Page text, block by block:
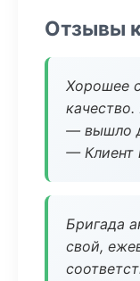
Отзывы
Хорошее
— вышло
— Клиент
Бригада
свой,